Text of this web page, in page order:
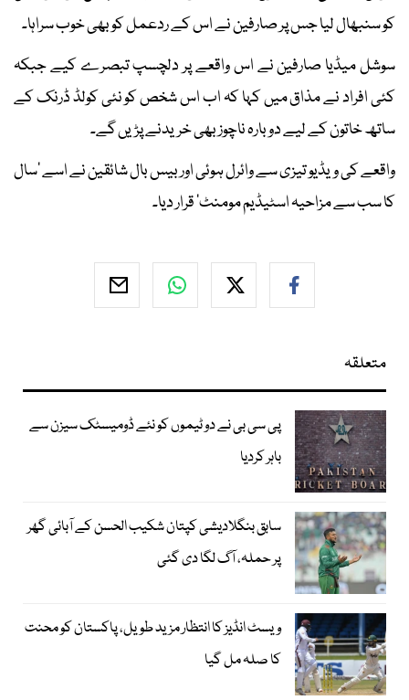
کو سنبھال لیا جس پر صارفین نے اس کے ردعمل کو بھی خوب سراہا۔
سوشل میڈیا صارفین نے اس واقعے پر دلچسپ تبصرے کیے جبکہ
کئی افراد نے مذاق میں کہا کہ اب اس شخص کو نئی کولڈ ڈرنک کے
ساتھ خاتون کے لیے دوبارہ ناچوز بھی خریدنے پڑیں گے۔
واقعے کی ویڈیو تیزی سے وائرل ہوئی اور بیس بال شائقین نے اسے ’سال
کا سب سے مزاحیہ اسٹیڈیم مومنٹ‘ قرار دیا۔
متعلقہ
پی سی بی نے دو ٹیموں کو نئے ڈومیسٹک سیزن سے
باہر کردیا
سابق بنگلادیشی کپتان شکیب الحسن کے آبائی گھر
پر حملہ، آگ لگا دی گئی
ویسٹ انڈیز کا انتظار مزید طویل، پاکستان کو محنت
کا صلہ مل گیا